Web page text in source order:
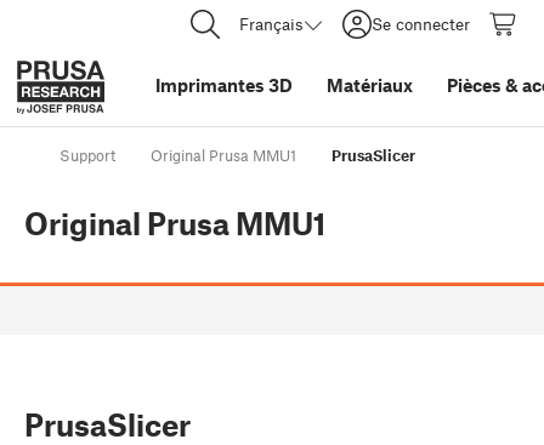
Français Se connecter
Imprimantes 3D Matériaux Pièces &
Support Original Prusa MMU1 PrusaSlicer
Original Prusa MMU1
PrusaSlicer